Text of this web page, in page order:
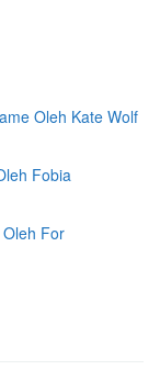
Oleh Kate Wolf
Fobia
For